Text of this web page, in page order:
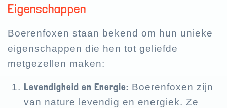
Eigenschappen
Boerenfoxen staan bekend om hun unieke
eigenschappen die hen tot geliefde
metgezellen maken:
Levendigheid en Energie: Boerenfoxen zijn
van nature levendig en energiek. Ze